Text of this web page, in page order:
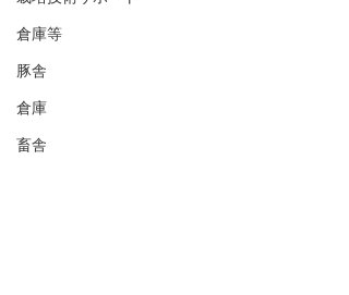
倉庫等
豚舎
倉庫
畜舎